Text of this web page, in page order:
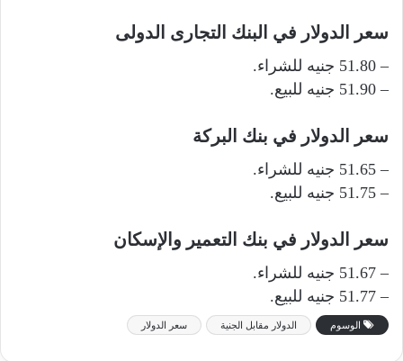
سعر الدولار في البنك التجارى الدولى
– 51.80 جنيه للشراء.
– 51.90 جنيه للبيع.
سعر الدولار في بنك البركة
– 51.65 جنيه للشراء.
– 51.75 جنيه للبيع.
سعر الدولار في بنك التعمير والإسكان
– 51.67 جنيه للشراء.
– 51.77 جنيه للبيع.
الوسوم الدولار مقابل الجنية سعر الدولار